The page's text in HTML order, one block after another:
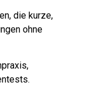
die kurze,
ohne